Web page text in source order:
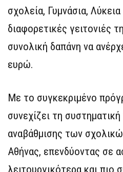
σχολεία, Γυμνάσια,
διαφορετικές γειτονιές
συνολική δαπάνη να
ευρώ.
Με το συγκεκριμένο
συνεχίζει τη
αναβάθμισης των
Αθήνας, επενδύοντας σε
λειτουργικότερα και πιο